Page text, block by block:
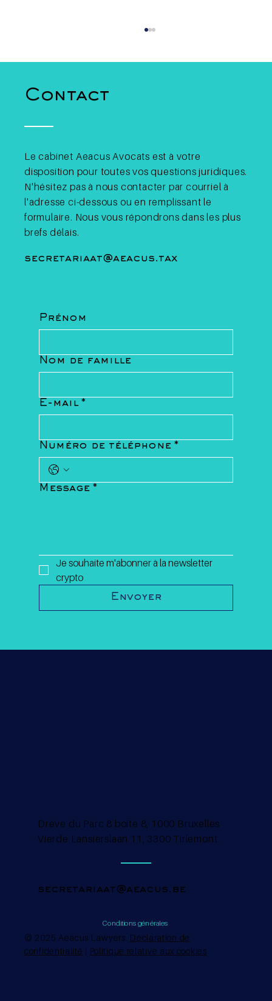
Dois-je déclarer mes plus-
values crypto en Belgique ?
Contact
Le cabinet Aeacus Avocats est à votre
disposition pour toutes vos questions juridiques.
N'hésitez pas à nous contacter par courriel à
l'adresse ci-dessous ou en remplissant le
formulaire. Nous vous répondrons dans les plus
brefs délais.
secretariaat@aeacus.tax
Prénom
Nom de famille
E-mail *
Numéro de téléphone *
Message *
Je souhaite m'abonner à la newsletter
crypto
Envoyer
© 2025 Aeacus Lawyers. Déclaration de
confidentialité | Politique relative aux cookies
secretariaat@aeacus.be
Drève du Parc 8 boite 8, 1000 Bruxelles
Vierde Lansierslaan 11, 3300 Tirlemont
Conditions générales